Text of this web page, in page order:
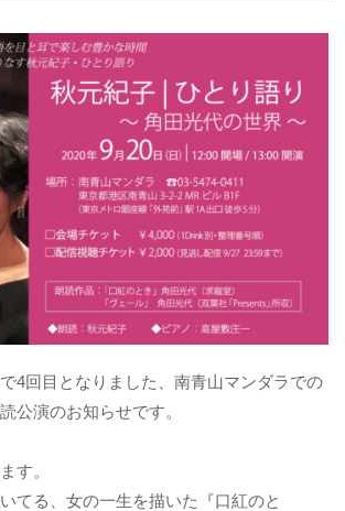
4回目となりました、南青山マンダラでの
公演のお知らせです。
す。
てる、女の一生を描いた『口紅のと